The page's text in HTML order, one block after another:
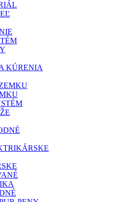
KÚRENIA